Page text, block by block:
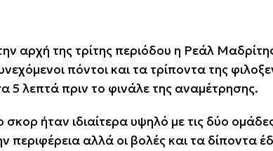
αρχή της τρίτης περιόδου η Ρεάλ
πόντοι και τα τρίποντα της
5 λεπτά πριν το φινάλε της αναμέτρησης.
σκορ ήταν ιδιαίτερα υψηλό με τις δύο
περιφέρεια αλλά οι βολές και τα δίποντα